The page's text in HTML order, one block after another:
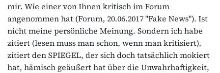
mir. Wie einer von Ihnen kritisch im Forum
angenommen hat (Forum, 20.06.2017 "Fake News"). Ist
nicht meine persönliche Meinung. Sondern ich habe
zitiert (lesen muss man schon, wenn man kritisiert),
zitiert den SPIEGEL, der sich doch tatsächlich mokiert
hat, hämisch geäußert hat über die Unwahrhaftigkeit,